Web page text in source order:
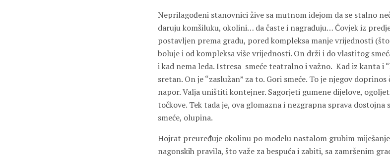
Neprilagođeni stanovnici žive sa mutnom idejom da se stalno
daruju komšiluku, okolini… da časte i nagrađuju… Čovjek iz
postavljen prema gradu, pored kompleksa manje vrijednosti
boluje i od kompleksa više vrijednosti. On drži i do vlastitog
i kad nema leda. Istresa smeće teatralno i važno. Kad iz kanta i
sretan. On je “zaslužan” za to. Gori smeće. To je njegov
napor. Valja uništiti kontejner. Sagorjeti gumene dijelove,
točkove. Tek tada je, ova glomazna i nezgrapna sprava dostojna
smeće, olupina.
Hojrat preuređuje okolinu po modelu nastalom grubim
nagonskih pravila, što važe za bespuća i zabiti, sa zamršenim